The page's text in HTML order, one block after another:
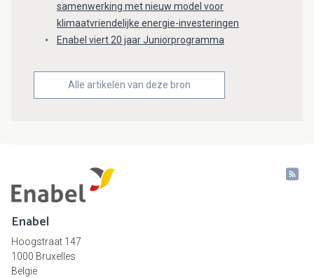
samenwerking met nieuw model voor
klimaatvriendelijke energie-investeringen
Enabel viert 20 jaar Juniorprogramma
Alle artikelen van deze bron
Enabel
Hoogstraat 147
1000 Bruxelles
België